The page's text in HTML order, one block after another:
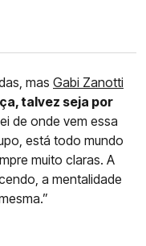
mas Gabi Zanotti
talvez seja por
de onde vem essa
está todo mundo
muito claras. A
a mentalidade